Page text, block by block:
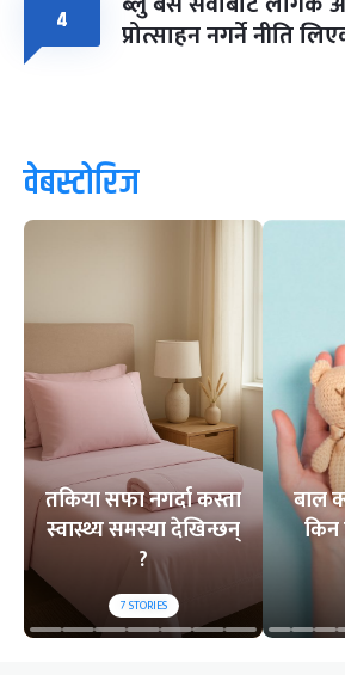
४ प्रोत्साहन नगर्ने नीति
वेबस्टोरिज
तकिया सफा नगर्दा कस्ता
स्वास्थ्य समस्या देखिन्छन्
?
7STORIES
बाल
किन